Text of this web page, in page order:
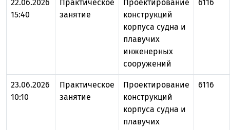
22.06.2026
15:40
Практическое
занятие
Проектирование
конструкций
корпуса судна и
плавучих
инженерных
сооружений
6116
23.06.2026
10:10
Практическое
занятие
Проектирование
конструкций
корпуса судна и
плавучих
6116